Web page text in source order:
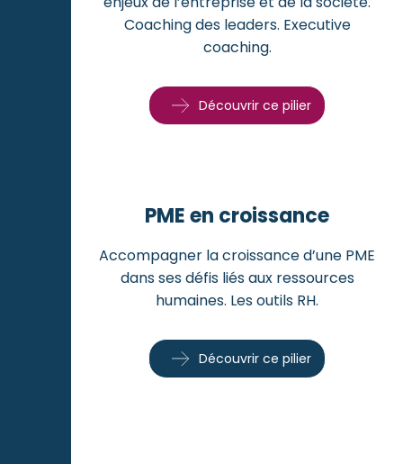
Coaching des leaders. Executive
coaching.
Découvrir ce pilier
PME en croissance
Accompagner la croissance d’une PME
dans ses défis liés aux ressources
humaines. Les outils RH.
Découvrir ce pilier